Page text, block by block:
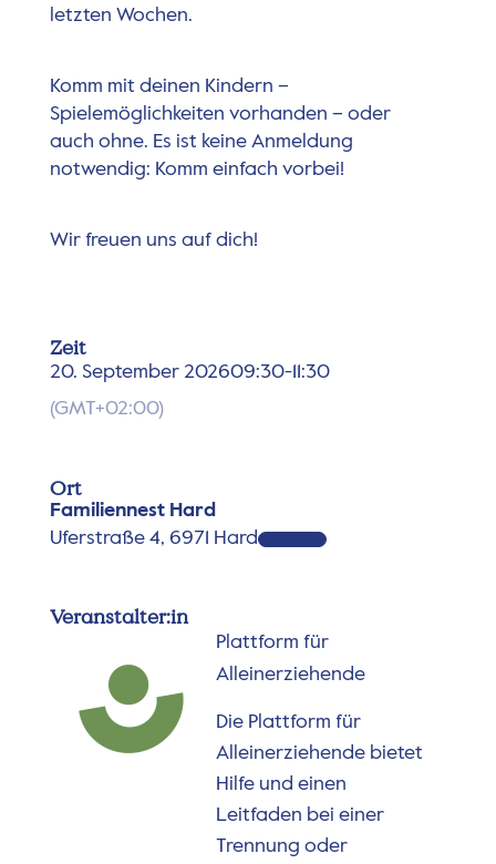
letzten Wochen.
Komm mit deinen Kindern –
Spielemöglichkeiten vorhanden – oder
auch ohne. Es ist keine Anmeldung
notwendig: Komm einfach vorbei!
Wir freuen uns auf dich!
Zeit
20. September 202609:30-11:30
(GMT+02:00)
Ort
Familiennest Hard
Uferstraße 4, 6971 Hard
Veranstalter:in
Plattform für
Alleinerziehende
Die Plattform für
Alleinerziehende bietet
Hilfe und einen
Leitfaden bei einer
Trennung oder